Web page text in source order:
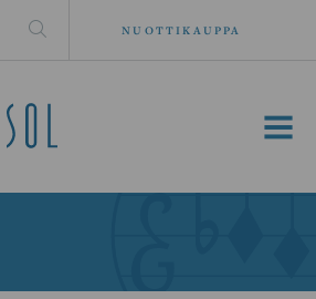
NUOTTIKAUPPA
MENU